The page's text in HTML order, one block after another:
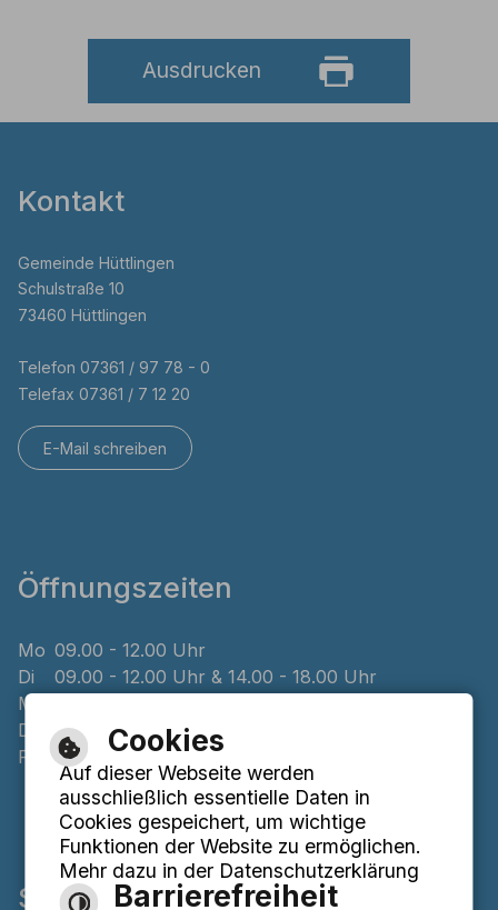
Ausdrucken
Kontakt
Gemeinde Hüttlingen
Schulstraße 10
73460 Hüttlingen
Telefon 07361 / 97 78 - 0
Telefax 07361 / 7 12 20
E-Mail schreiben
Öffnungszeiten
Mo 09.00 - 12.00 Uhr
Di
09.00 - 12.00 Uhr & 14.00 - 18.00 Uhr
Mi
Do
08.00 - 12.00 Uhr & 14.00 - 16.00 Uhr
Fr
09.00 - 12.00 Uhr
Service
Cookies
Auf dieser Webseite werden
ausschließlich essentielle Daten in
Cookies gespeichert, um wichtige
Funktionen der Website zu ermöglichen.
Mehr dazu in der Datenschutzerklärung
Barrierefreiheit